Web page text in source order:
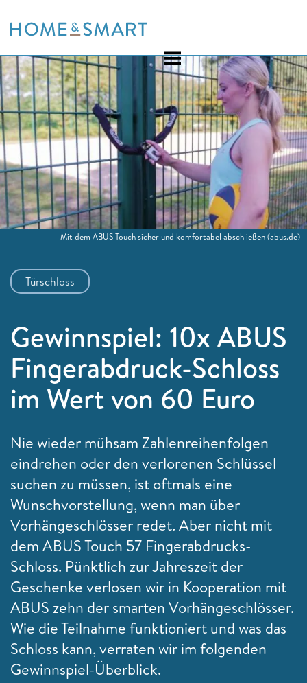
to
Türschloss
Gewinnspiel: 10x ABUS
Fingerabdruck-Schloss
im Wert von 60 Euro
Nie wieder mühsam Zahlenreihenfolgen
eindrehen oder den verlorenen Schlüssel
suchen zu müssen, ist oftmals eine
Wunschvorstellung, wenn man über
Vorhängeschlösser redet. Aber nicht mit
dem ABUS Touch 57 Fingerabdrucks-
Schloss. Pünktlich zur Jahreszeit der
Geschenke verlosen wir in Kooperation mit
ABUS zehn der smarten Vorhängeschlösser.
Wie die Teilnahme funktioniert und was das
Schloss kann, verraten wir im folgenden
Gewinnspiel-Überblick.
Mit dem ABUS Touch sicher und komfortabel abschließen(abus.de)